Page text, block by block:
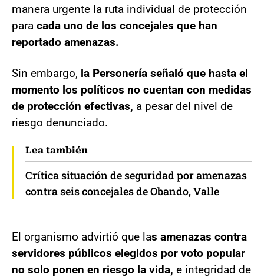
manera urgente la ruta individual de protección
para cada uno de los concejales que han
reportado amenazas.
Sin embargo, la Personería señaló que hasta el
momento los políticos no cuentan con medidas
de protección efectivas, a pesar del nivel de
riesgo denunciado.
Lea también
Crítica situación de seguridad por amenazas
contra seis concejales de Obando, Valle
El organismo advirtió que las amenazas contra
servidores públicos elegidos por voto popular
no solo ponen en riesgo la vida, e integridad de